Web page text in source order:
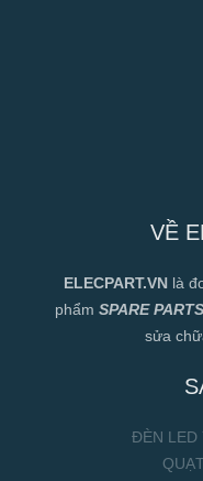
VỀ
ELECPART.VN là
phẩm SPARE PARTS
sửa
ĐÈN LED